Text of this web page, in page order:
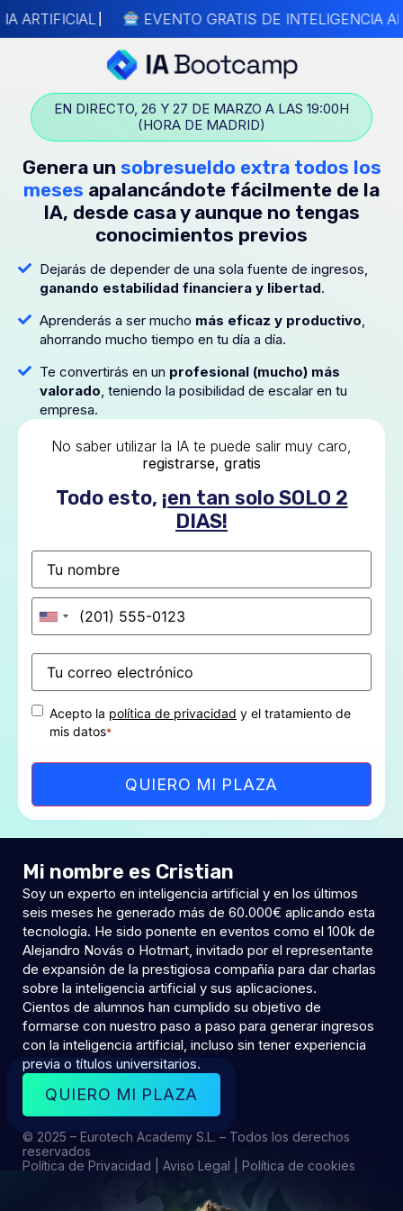
ARTIFICIAL EVENTO GRATIS DE INTELIGENCIA
EN DIRECTO, 26 Y 27 DE MARZO A LAS 19:00H
(HORA DE MADRID)
Genera un sobresueldo extra todos los
meses apalancándote fácilmente de la
IA, desde casa y aunque no tengas
conocimientos previos
Dejarás de depender de una sola fuente de ingresos,
ganando estabilidad financiera y libertad.
Aprenderás a ser mucho más eficaz y productivo,
ahorrando mucho tiempo en tu día a día.
Te convertirás en un profesional (mucho) más
valorado, teniendo la posibilidad de escalar en tu
empresa.
No saber utilizar la IA te puede salir muy caro,
registrarse, gratis
Todo esto, ¡en tan solo SOLO 2
DIAS!
Nombre
Teléfono
Correo
electrónico
Consentimiento *
Acepto la política de privacidad y el tratamiento de
mis datos*
Mi nombre es Cristian
Soy un experto en inteligencia artificial y en los últimos
seis meses he generado más de 60.000€ aplicando esta
tecnología. He sido ponente en eventos como el 100k de
Alejandro Novás o Hotmart, invitado por el representante
de expansión de la prestigiosa compañía para dar charlas
sobre la inteligencia artificial y sus aplicaciones.
Cientos de alumnos han cumplido su objetivo de
formarse con nuestro paso a paso para generar ingresos
con la inteligencia artificial, incluso sin tener experiencia
previa o títulos universitarios.
QUIERO MI PLAZA
© 2025 – Eurotech Academy S.L. – Todos los derechos
reservados
Política de Privacidad
Aviso Legal Política de cookies